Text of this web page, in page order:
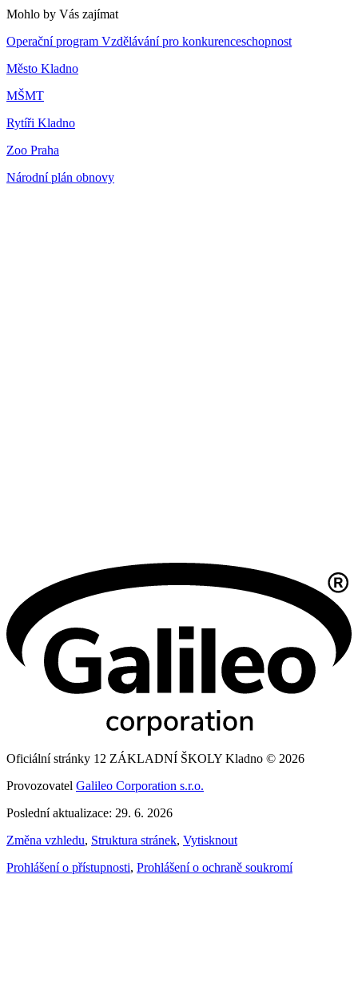
Mohlo by Vás zajímat
Operační program Vzdělávání pro konkurenceschopnost
Město Kladno
MŠMT
Rytíři Kladno
Zoo Praha
Národní plán obnovy
Oficiální stránky 12 ZÁKLADNÍ ŠKOLY Kladno © 2026
Provozovatel Galileo Corporation s.r.o.
Poslední aktualizace: 29. 6. 2026
Změna vzhledu, Struktura stránek, Vytisknout
Prohlášení o přístupnosti, Prohlášení o ochraně soukromí